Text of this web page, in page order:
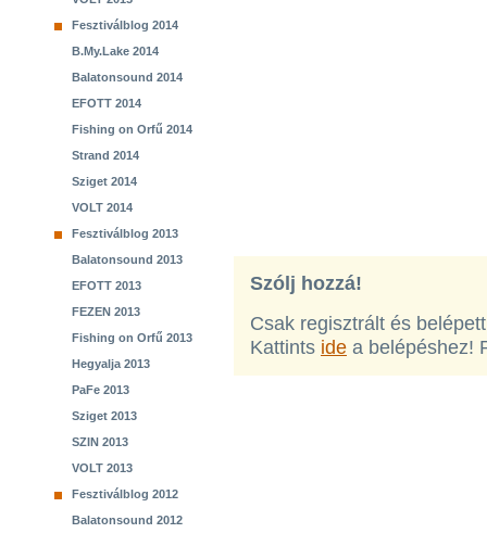
Fesztiválblog 2014
B.My.Lake 2014
Balatonsound 2014
EFOTT 2014
Fishing on Orfű 2014
Strand 2014
Sziget 2014
VOLT 2014
Fesztiválblog 2013
Balatonsound 2013
EFOTT 2013
FEZEN 2013
Fishing on Orfű 2013
Hegyalja 2013
PaFe 2013
Sziget 2013
SZIN 2013
VOLT 2013
Fesztiválblog 2012
Balatonsound 2012
Szólj hozzá!
Csak regisztrált és
Kattints ide a belépéshez!